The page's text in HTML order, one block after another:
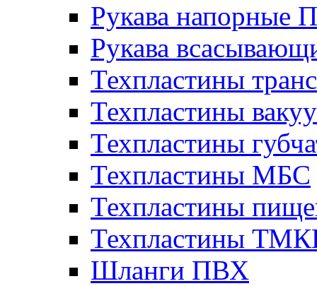
Рукава напорные П
Рукава
Техпластины
Техпластины
Техпластины
Техпластины МБС
Техпластины
Техпластины
Шланги ПВХ